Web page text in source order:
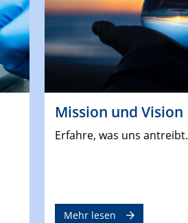
Mission und Vision
Erfahre, was uns antreibt.
Mehr lesen